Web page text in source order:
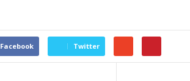
Facebook Twitter